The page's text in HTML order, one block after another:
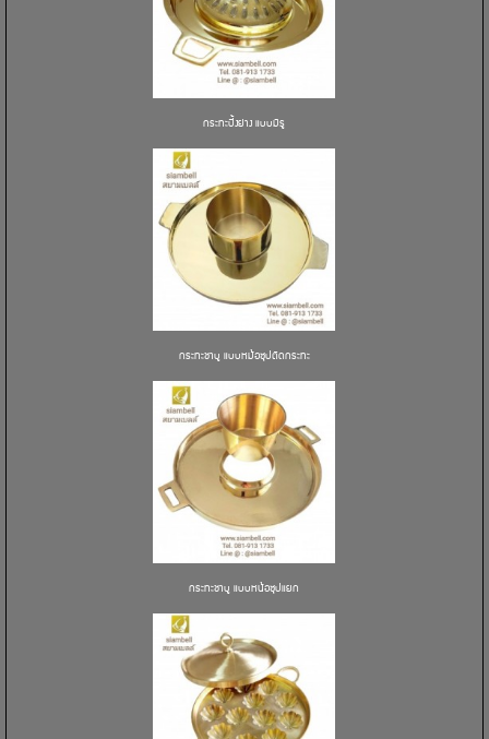
กระทะปิ้งย่าง แบบมีรู
กระทะชาบู แบบหม้อซุปติดกระทะ
กระทะชาบู แบบหน้อซุปแยก